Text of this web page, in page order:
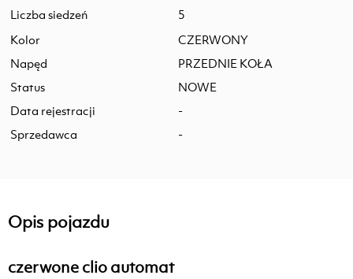
Liczba siedzeń
5
Kolor
CZERWONY
Napęd
PRZEDNIE KOŁA
Status
NOWE
Data rejestracji
-
Sprzedawca
-
Opis pojazdu
czerwone clio automat